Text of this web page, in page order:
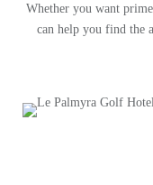
Whether you want
can help you find the